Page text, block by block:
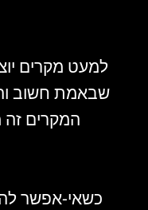
למעט מקרים
שבאמת חשוב
המקרים
כשאי-אפשר